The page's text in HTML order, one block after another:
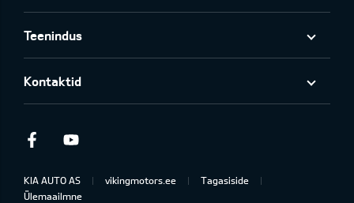
Teenindus
Kontaktid
Facebook
KIA AUTO AS vikingmotors.ee
Tagasiside
Ülemaailmne